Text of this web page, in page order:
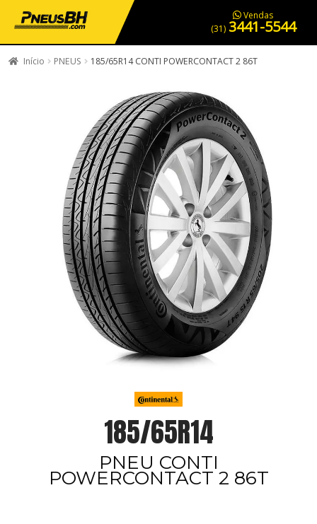
PNEUS EM OFERTA SERVIÇOS AUTOMOTIVOS NOSSA LOJA
Vendas
(31) 3441-5544
Início PNEUS 185/65R14 CONTI POWERCONTACT 2 86T
185/65R14
PNEU CONTI
POWERCONTACT 2 86T